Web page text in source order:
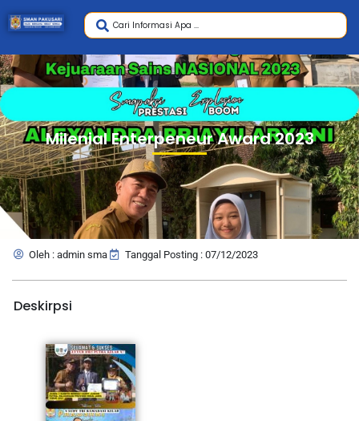
Milenial Enterpeneur Award 2023
Oleh : admin sma Tanggal Posting : 07/12/2023
Deskirpsi